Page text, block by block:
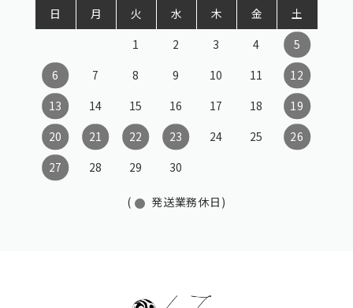
日
月 火 水 木 金
土
1
2 3 4
5
6
7 8 9 10 11
12
13
14 15 16 17 18
19
20
21 22 23 24 25
26
27
28 29 30
( 発送業務休日)